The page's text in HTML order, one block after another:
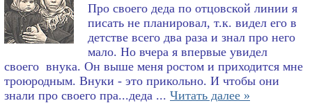
Про своего деда по отцовской линии я
писать не планировал, т.к. видел его в
детстве всего два раза и знал про него
мало. Но вчера я впервые увидел
своего внука. Он выше меня ростом и приходится мне
троюродным. Внуки - это прикольно. И чтобы они
знали про своего пра...деда ... Читать далее »